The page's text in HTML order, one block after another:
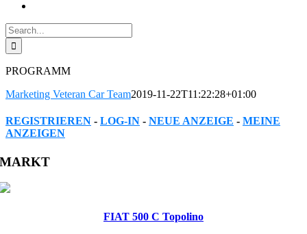
Search
for:
PROGRAMM
Marketing Veteran Car Team2019-11-22T11:22:28+01:00
REGISTRIEREN - LOG-IN - NEUE ANZEIGE - MEINE
ANZEIGEN
Facebook
Twitter
Reddit
LinkedIn
WhatsApp
Tumblr
Pinterest
Vk
Xing
Email
MARKT
FIAT 500 C Topolino